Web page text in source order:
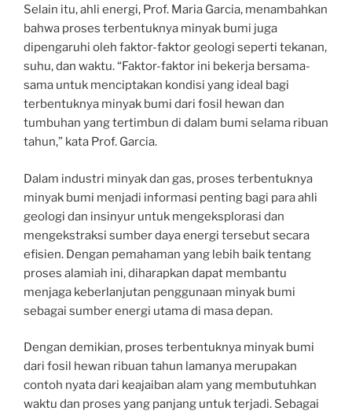
Selain itu, ahli energi, Prof. Maria Garcia, menambahkan
bahwa proses terbentuknya minyak bumi juga
dipengaruhi oleh faktor-faktor geologi seperti tekanan,
suhu, dan waktu. “Faktor-faktor ini bekerja bersama-
sama untuk menciptakan kondisi yang ideal bagi
terbentuknya minyak bumi dari fosil hewan dan
tumbuhan yang tertimbun di dalam bumi selama ribuan
tahun,” kata Prof. Garcia.
Dalam industri minyak dan gas, proses terbentuknya
minyak bumi menjadi informasi penting bagi para ahli
geologi dan insinyur untuk mengeksplorasi dan
mengekstraksi sumber daya energi tersebut secara
efisien. Dengan pemahaman yang lebih baik tentang
proses alamiah ini, diharapkan dapat membantu
menjaga keberlanjutan penggunaan minyak bumi
sebagai sumber energi utama di masa depan.
Dengan demikian, proses terbentuknya minyak bumi
dari fosil hewan ribuan tahun lamanya merupakan
contoh nyata dari keajaiban alam yang membutuhkan
waktu dan proses yang panjang untuk terjadi. Sebagai